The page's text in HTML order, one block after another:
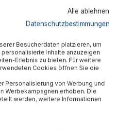
Alle ablehnen
Datenschutzbestimmungen
Besucherdaten platzieren, um
Inhalte anzuzeigen
Erlebnis zu bieten. Für weitere
Cookies öffnen Sie die
Personalisierung von Werbung und
Werbekampagnen erhoben. Die
werden, weitere Informationen
FÜR DICH
kostenlosen
keine Neuigkeiten und
sichere Dir 5 %
nicht reduzierte Ware
Bestellung !*